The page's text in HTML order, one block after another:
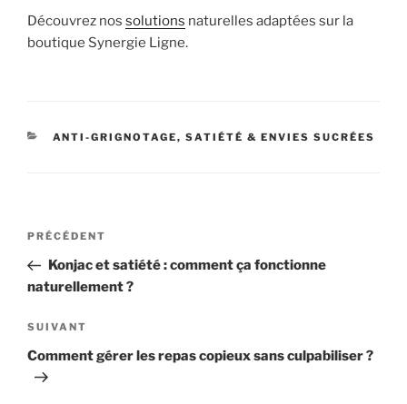
Découvrez nos solutions naturelles adaptées sur la
boutique Synergie Ligne.
CATÉGORIES
ANTI-GRIGNOTAGE, SATIÉTÉ & ENVIES SUCRÉES
Navigation
l’article
Article
précédent
PRÉCÉDENT
Konjac et satiété : comment ça fonctionne
naturellement ?
Article
suivant
SUIVANT
Comment gérer les repas copieux sans culpabiliser ?